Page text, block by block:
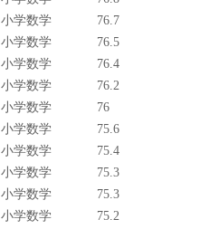
小学数学
76.7
小学数学
76.5
小学数学
76.4
小学数学
76.2
小学数学
76
小学数学
75.6
小学数学
75.4
小学数学
75.3
小学数学
75.3
小学数学
75.2